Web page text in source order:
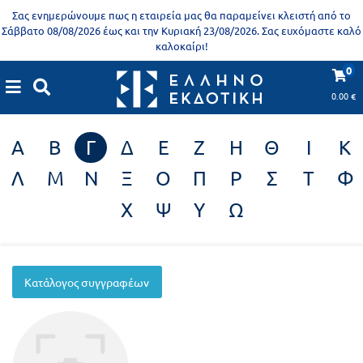
Σας ενημερώνουμε πως η εταιρεία μας θα παραμείνει κλειστή από το
Σάββατο 08/08/2026 έως και την Κυριακή 23/08/2026. Σας ευχόμαστε καλό
καλοκαίρι!
0
0.00€
X
Βιβλία
ενήλικες
Εκπαιδευτικά
βιβλία
Trivia
Books
Προδημοτική
εκπαίδευση
Εκπαιδευτικές
αφίσες
Βιβλία
νηπιαγωγείου
Σειρά
Δημοτικό
Α΄
Συγγραφείς
Α Β Γ Δ Ε Ζ Η Θ Ι
Κ
Λ
Μ Ν Ξ Ο Π Ρ Σ Τ
Φ
Χ
Ψ Υ Ω
Κατάλογος συγγραφέων